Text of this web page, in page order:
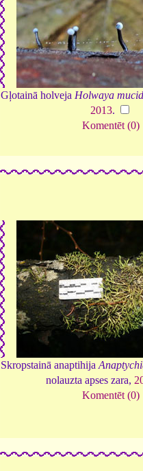
Gļotainā holveja Holwaya
2013.
Komentēt (0)
Skropstainā anaptihija
nolauzta apses zara,
Komentēt (0)